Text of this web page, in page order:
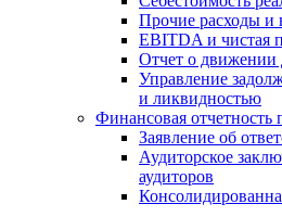
Прочие расходы и
EBITDA и чистая
Отчет о движении
Управление
и ликвидностью
Финансовая
Заявление об
Аудиторское
аудиторов